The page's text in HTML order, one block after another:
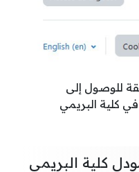
للوصول إلى
كلية البريمي
كلية البريمي